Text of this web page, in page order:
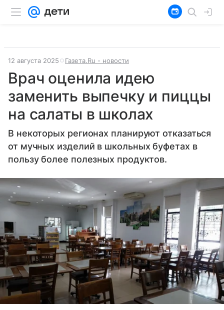
12 августа 2025 Газета.Ru - новости
Врач оценила идею
заменить выпечку и пиццы
на салаты в школах
В некоторых регионах планируют отказаться
от мучных изделий в школьных буфетах в
пользу более полезных продуктов.